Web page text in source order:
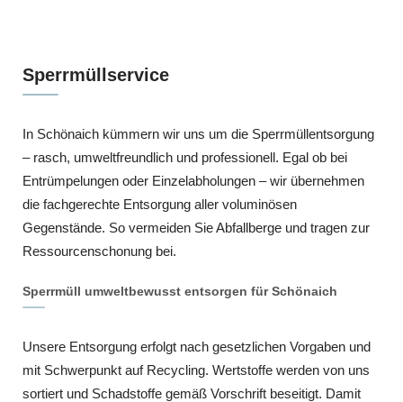
Sperrmüllservice
In Schönaich kümmern wir uns um die Sperrmüllentsorgung
– rasch, umweltfreundlich und professionell. Egal ob bei
Entrümpelungen oder Einzelabholungen – wir übernehmen
die fachgerechte Entsorgung aller voluminösen
Gegenstände. So vermeiden Sie Abfallberge und tragen zur
Ressourcenschonung bei.
Sperrmüll umweltbewusst entsorgen für Schönaich
Unsere Entsorgung erfolgt nach gesetzlichen Vorgaben und
mit Schwerpunkt auf Recycling. Wertstoffe werden von uns
sortiert und Schadstoffe gemäß Vorschrift beseitigt. Damit